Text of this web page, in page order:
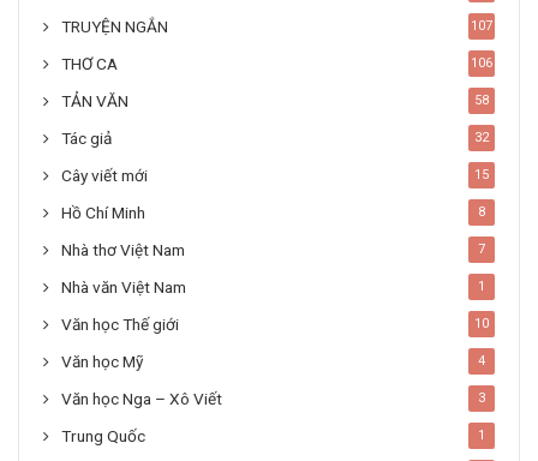
TRUYỆN NGẮN 107
THƠ CA 106
TẢN VĂN 58
Tác giả 32
Cây viết mới 15
Hồ Chí Minh 8
Nhà thơ Việt Nam 7
Nhà văn Việt Nam 1
Văn học Thế giới 10
Văn học Mỹ 4
Văn học Nga – Xô Viết 3
Trung Quốc 1